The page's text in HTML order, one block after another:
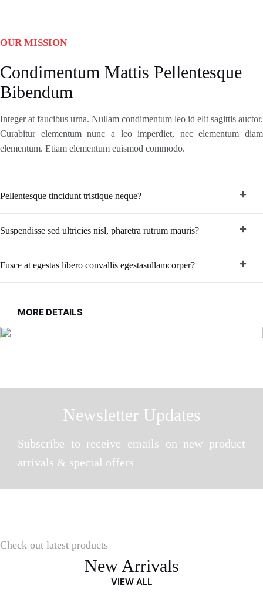
OUR MISSION
Condimentum Mattis Pellentesque
Bibendum
Integer at faucibus urna. Nullam condimentum leo id elit sagittis auctor.
Curabitur elementum nunc a leo imperdiet, nec elementum diam
elementum. Etiam elementum euismod commodo.
Pellentesque tincidunt tristique neque?
Suspendisse sed ultricies nisl, pharetra rutrum mauris?
Fusce at egestas libero convallis egestasullamcorper?
MORE DETAILS
Newsletter Updates
Subscribe to receive emails on new product
arrivals & special offers
Check out latest products
New Arrivals
VIEW ALL